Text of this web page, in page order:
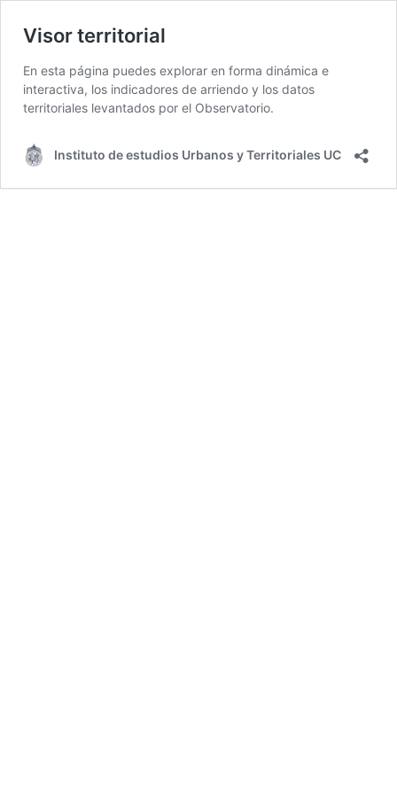
Visor territorial
En esta página puedes explorar en forma dinámica e
interactiva, los indicadores de arriendo y los datos
territoriales levantados por el Observatorio.
Instituto de estudios Urbanos y Territoriales UC